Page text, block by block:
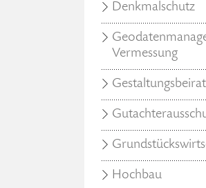
Denkmalschutz
Vermessung
Gestaltungsbeirat
Hochbau